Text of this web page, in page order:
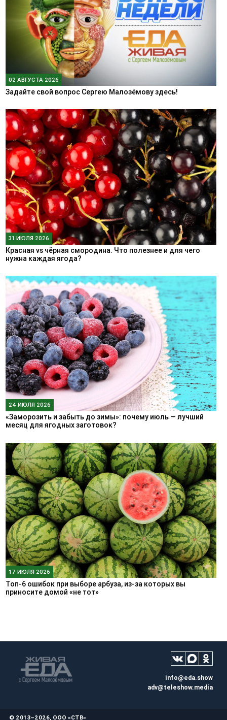
02 АВГУСТА 2026
Задайте свой вопрос Сергею Малозёмову здесь!
31 ИЮЛЯ 2026
Красная vs чёрная смородина. Что полезнее и для чего
нужна каждая ягода?
24 ИЮЛЯ 2026
«Заморозить и забыть до зимы»: почему июль — лучший
месяц для ягодных заготовок?
17 ИЮЛЯ 2026
Топ-6 ошибок при выборе арбуза, из-за которых вы
приносите домой «не тот»
info@eda.show
adv@teleshow.media
© 2013–2026, ООО «СТВ»